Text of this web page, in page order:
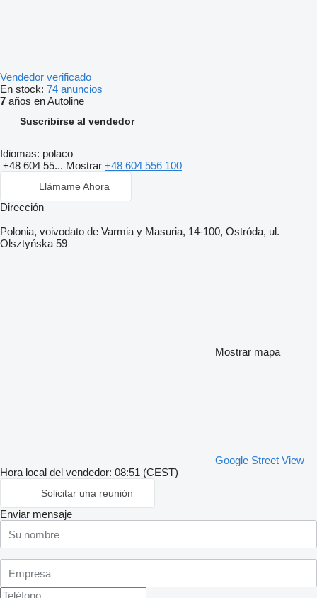
Vendedor verificado
En stock: 74 anuncios
7 años en Autoline
Suscribirse al vendedor
Idiomas: polaco
+48 604 55... Mostrar +48 604 556 100
Llámame Ahora
Dirección
Polonia, voivodato de Varmia y Masuria, 14-100, Ostróda, ul.
Olsztyńska 59
Mostrar mapa
Google Street View
Hora local del vendedor: 08:51 (CEST)
Solicitar una reunión
Enviar mensaje